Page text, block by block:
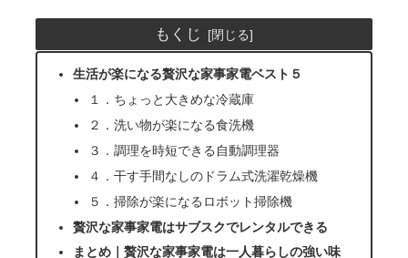
もくじ
生活が楽になる贅沢な家事家電ベスト５
１．ちょっと大きめな冷蔵庫
２．洗い物が楽になる食洗機
３．調理を時短できる自動調理器
４．干す手間なしのドラム式洗濯乾燥機
５．掃除が楽になるロボット掃除機
贅沢な家事家電はサブスクでレンタルできる
まとめ｜贅沢な家事家電は一人暮らしの強い味